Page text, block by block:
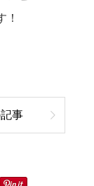
！
事